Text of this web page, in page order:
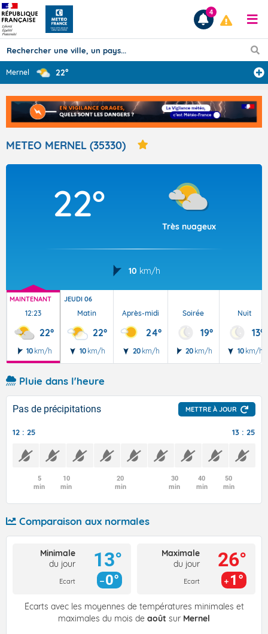
Prévisions
TOUS LES RÉSULTATS
Articles
4
Mernel 22°
METEO MERNEL (35330)
22°
Très nuageux
10 km/h
MAINTENANT
12:23
22°
10 km/h
JEUDI 06
Matin
22°
10 km/h
Après-midi
24°
20 km/h
Soirée
19°
20 km/h
Nuit
13°
10 km/h
Pluie dans l'heure
Pas de précipitations METTRE À JOUR
12 : 25 13 : 25
5
min
10
min
20
min
30
min
40
min
50
min
Comparaison aux normales
Minimale
du jour
Ecart
13°
0°
Maximale
du jour
Ecart
26°
1°
Écarts avec les moyennes de températures minimales et
maximales du mois de août sur Mernel